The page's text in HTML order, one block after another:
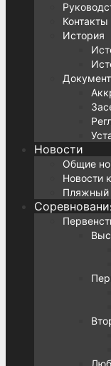
Контакты
История
Новости
Общие
Новости
Пляжный